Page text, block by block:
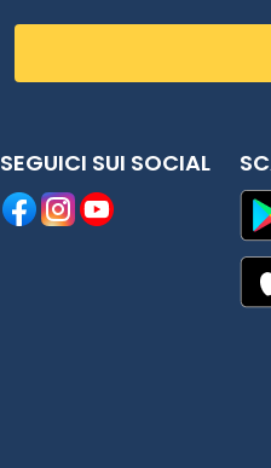
SEGUICI SUI SOCIAL